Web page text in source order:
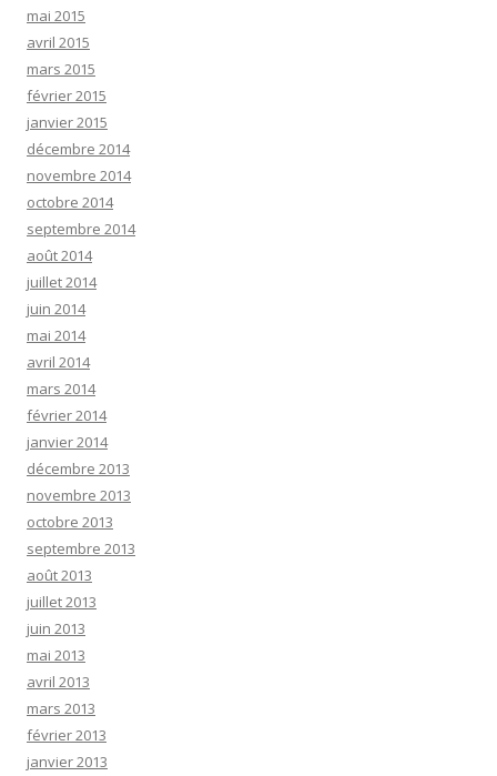
mai 2015
avril 2015
mars 2015
février 2015
janvier 2015
décembre 2014
novembre 2014
octobre 2014
septembre 2014
août 2014
juillet 2014
juin 2014
mai 2014
avril 2014
mars 2014
février 2014
janvier 2014
décembre 2013
novembre 2013
octobre 2013
septembre 2013
août 2013
juillet 2013
juin 2013
mai 2013
avril 2013
mars 2013
février 2013
janvier 2013